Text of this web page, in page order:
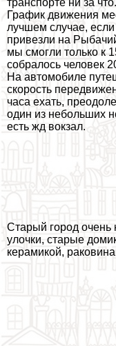
трaнcпорте ни за что.
График движения
лучшем случае, если
привезли на
мы смогли только к
собралось человек
На автомобиле
скорость
часа ехать,
один из небольших
есть жд вокзал.
Старый город
улочки, старые
керамикой,